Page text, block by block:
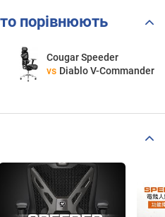
порівнюють
Cougar Speeder
vs Diablo V-Commander